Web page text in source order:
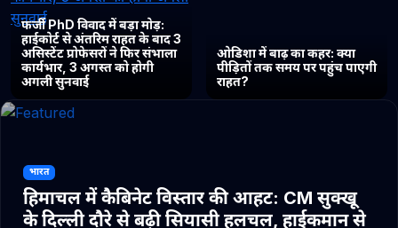
फर्जी PhD विवाद में बड़ा मोड़:
हाईकोर्ट से अंतरिम राहत के बाद 3
असिस्टेंट प्रोफेसरों ने फिर संभाला
कार्यभार, 3 अगस्त को होगी
अगली सुनवाई
ओडिशा में बाढ़ का कहर: क्या
पीड़ितों तक समय पर पहुंच पाएगी
राहत?
भारत
हिमाचल में कैबिनेट विस्तार की आहट: CM सुक्खू
के दिल्ली दौरे से बढ़ी सियासी हलचल, हाईकमान से